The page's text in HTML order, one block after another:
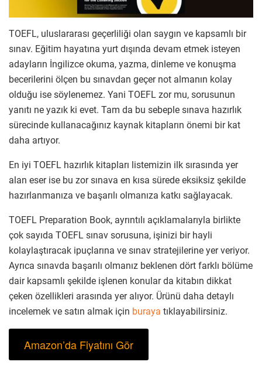
TOEFL, uluslararası geçerliliği olan saygın ve kapsamlı bir
sınav. Eğitim hayatına yurt dışında devam etmek isteyen
adayların İngilizce okuma, yazma, dinleme ve konuşma
becerilerini ölçen bu sınavdan geçer not almanın kolay
olduğu ise söylenemez. Yani TOEFL zor mu, sorusunun
yanıtı ne yazık ki evet. Tam da bu sebeple sınava hazırlık
sürecinde kullanacağınız kaynak kitapların önemi bir kat
daha artıyor.
En iyi TOEFL hazırlık kitapları listemizin ilk sırasında yer
alan eser ise bu zor sınava en kısa sürede eksiksiz şekilde
hazırlanmanıza ve başarılı olmanıza katkı sağlayacak.
TOEFL Preparation Book, ayrıntılı açıklamalarıyla birlikte
çok sayıda TOEFL sınav sorusuna, işinizi bir hayli
kolaylaştıracak ipuçlarına ve sınav stratejilerine yer veriyor.
Ayrıca sınavda başarılı olmanız beklenen dört farklı bölüme
dair kapsamlı şekilde işlenen konular da kitabın dikkat
çeken özellikleri arasında yer alıyor. Ürünü daha detaylı
incelemek ve satın almak için buraya tıklayabilirsiniz.
Amazon’da Fiyatını Gör